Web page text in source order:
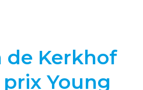
de Kerkhof
Young